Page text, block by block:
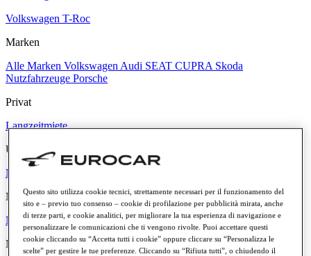
Volkswagen T-Roc
Marken
Alle Marken Volkswagen Audi SEAT CUPRA Skoda
Nutzfahrzeuge Porsche
Privat
Langzeitmiete
Unternehmen
Miete für Unternehmen
Merkmale und Vorteile der Miete
Mehr erfahren
Monatliche Rate
Questo sito utilizza cookie tecnici, strettamente necessari per il funzionamento del
sito e – previo tuo consenso – cookie di profilazione per pubblicità mirata, anche
di terze parti, e cookie analitici, per migliorare la tua esperienza di navigazione e
personalizzare le comunicazioni che ti vengono rivolte. Puoi accettare questi
cookie cliccando su “Accetta tutti i cookie” oppure cliccare su “Personalizza le
scelte” per gestire le tue preferenze. Cliccando su “Rifiuta tutti”, o chiudendo il